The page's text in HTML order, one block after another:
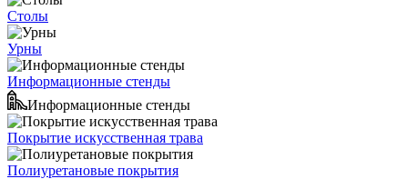
Столы
Урны
Информационные стенды
Информационные стенды
Покрытие искусственная трава
Полиуретановые покрытия